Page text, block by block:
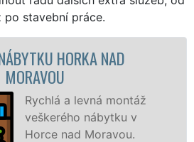
po stavební práce.
NAD
levná montáž
nábytku v
Moravou.